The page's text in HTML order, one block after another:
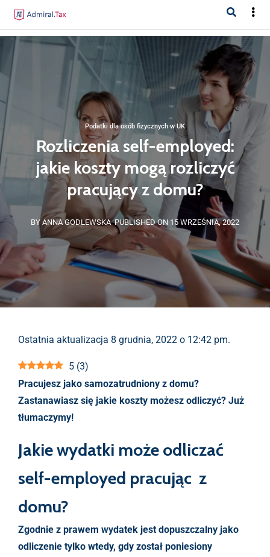
Podatki dla osób fizycznych w UK
Rozliczenia self-employed:
jakie koszty mogą rozliczyć
pracujący z domu?
BY ANNA GODLEWSKA PUBLISHED ON 15 WRZEŚNIA, 2022
Ostatnia aktualizacja 8 grudnia, 2022 o 12:42 pm.
5 (3)
Pracujesz jako samozatrudniony z domu?
Zastanawiasz się jakie koszty możesz odliczyć? Już
tłumaczymy!
Jakie wydatki może odliczać
self-employed pracując z
domu?
Zgodnie z prawem wydatek jest dopuszczalny jako
odliczenie tylko wtedy, gdy został poniesiony